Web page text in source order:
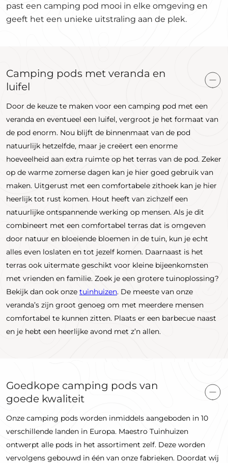
past een camping pod mooi in elke omgeving en
geeft het een unieke uitstraling aan de plek.
Camping pods met veranda en
luifel
Door de keuze te maken voor een camping pod met een
veranda en eventueel een luifel, vergroot je het formaat van
de pod enorm. Nou blijft de binnenmaat van de pod
natuurlijk hetzelfde, maar je creëert een enorme
hoeveelheid aan extra ruimte op het terras van de pod. Zeker
op de warme zomerse dagen kan je hier goed gebruik van
maken. Uitgerust met een comfortabele zithoek kan je hier
heerlijk tot rust komen. Hout heeft van zichzelf een
natuurlijke ontspannende werking op mensen. Als je dit
combineert met een comfortabel terras dat is omgeven
door natuur en bloeiende bloemen in de tuin, kun je echt
alles even loslaten en tot jezelf komen. Daarnaast is het
terras ook uitermate geschikt voor kleine bijeenkomsten
met vrienden en familie. Zoek je een grotere tuinoplossing?
Bekijk dan ook onze tuinhuizen. De meeste van onze
veranda’s zijn groot genoeg om met meerdere mensen
comfortabel te kunnen zitten. Plaats er een barbecue naast
en je hebt een heerlijke avond met z’n allen.
Goedkope camping pods van
goede kwaliteit
Onze camping pods worden inmiddels aangeboden in 10
verschillende landen in Europa. Maestro Tuinhuizen
ontwerpt alle pods in het assortiment zelf. Deze worden
vervolgens gebouwd in één van onze fabrieken. Doordat wij